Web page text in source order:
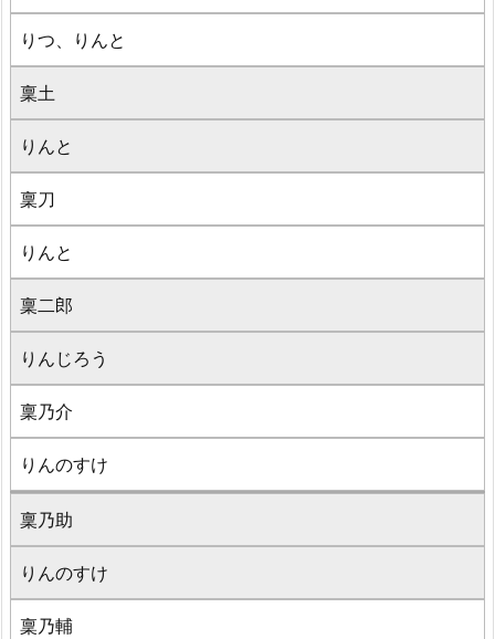
りつ、りんと
稟土
りんと
稟刀
りんと
稟二郎
りんじろう
稟乃介
りんのすけ
稟乃助
りんのすけ
稟乃輔